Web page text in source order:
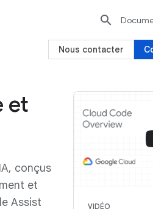
et
conçus
et
Assist
VIDÉO

Nous contacter